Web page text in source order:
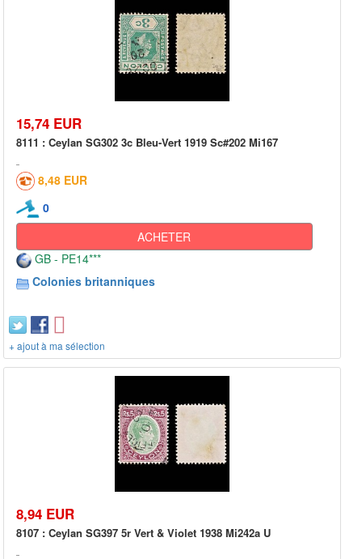
15,74 EUR
8111 : Ceylan SG302 3c Bleu-Vert 1919 Sc#202 Mi167
8,48 EUR
0
ACHETER
GB - PE14***
Colonies britanniques
+ ajout à ma sélection
8,94 EUR
8107 : Ceylan SG397 5r Vert & Violet 1938 Mi242a U